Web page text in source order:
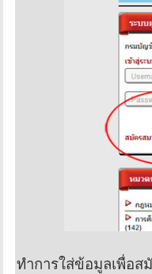
ทำการใส่ข้อมูลเพื่อส